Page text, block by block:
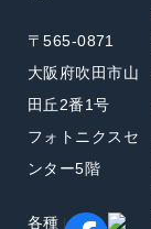
〒565-0871
大阪府吹田市山
田丘2番1号
フォトニクスセ
ンター5階
各種